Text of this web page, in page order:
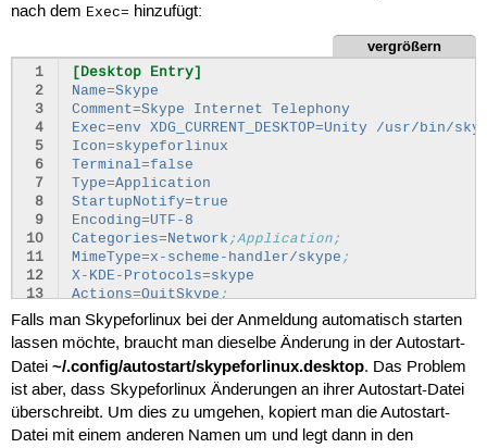
nach dem Exec= hinzufügt:
vergrößern
1
2
3
4
5
6
7
8
9
10
11
12
13
14
16
17
18
19
[Desktop Entry]
Name=Skype
Comment=Skype Internet Telephony
Exec=env XDG_CURRENT_DESKTOP=Unity /usr/bin/
Icon=skypeforlinux
Terminal=false
Type=Application
StartupNotify=true
Encoding=UTF-8
Categories=Network ;Application;
MimeType=x-scheme-handler/skype ;
X-KDE-Protocols=skype
Actions=QuitSkype;
[Desktop Action QuitSkype]
Name=Quit Skype
Name[en]=Quit Skype
Name[de]=Skype beenden
Exec
= /usr/bin/skypeforlinux --shutdown
;
Falls man Skypeforlinux bei der Anmeldung automatisch starten
lassen möchte, braucht man dieselbe Änderung in der Autostart-
Datei ~/.config/autostart/skypeforlinux.desktop. Das Problem
ist aber, dass Skypeforlinux Änderungen an ihrer Autostart-Datei
überschreibt. Um dies zu umgehen, kopiert man die Autostart-
Datei mit einem anderen Namen um und legt dann in den